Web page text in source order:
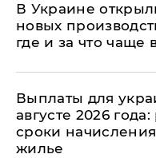
В Украине
новых
где и за что чаще
Выплаты для
августе 2026
сроки
жилье